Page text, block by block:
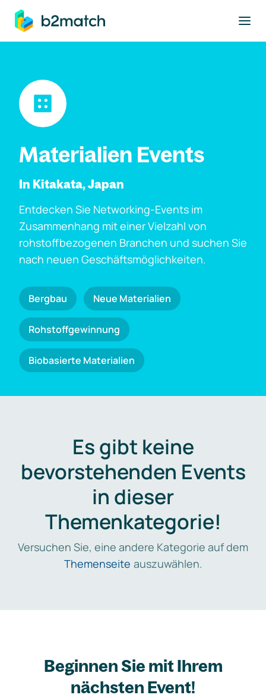
springen
Materialien Events
In Kitakata, Japan
Entdecken Sie Networking-Events im
Zusammenhang mit einer Vielzahl von
rohstoffbezogenen Branchen und suchen Sie
nach neuen Geschäftsmöglichkeiten.
Bergbau Neue Materialien
Rohstoffgewinnung
Biobasierte Materialien
Es gibt keine
bevorstehenden Events
in dieser
Themenkategorie!
Versuchen Sie, eine andere Kategorie auf dem
Themenseite auszuwählen.
Beginnen Sie mit Ihrem
nächsten Event!